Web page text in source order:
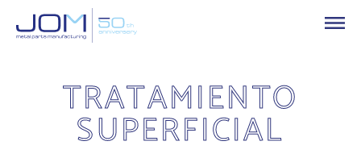
TRATAMIENTO
SUPERFICIAL